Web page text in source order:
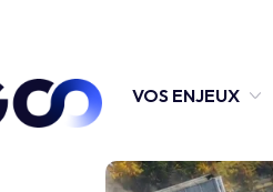
VOS ENJEUX